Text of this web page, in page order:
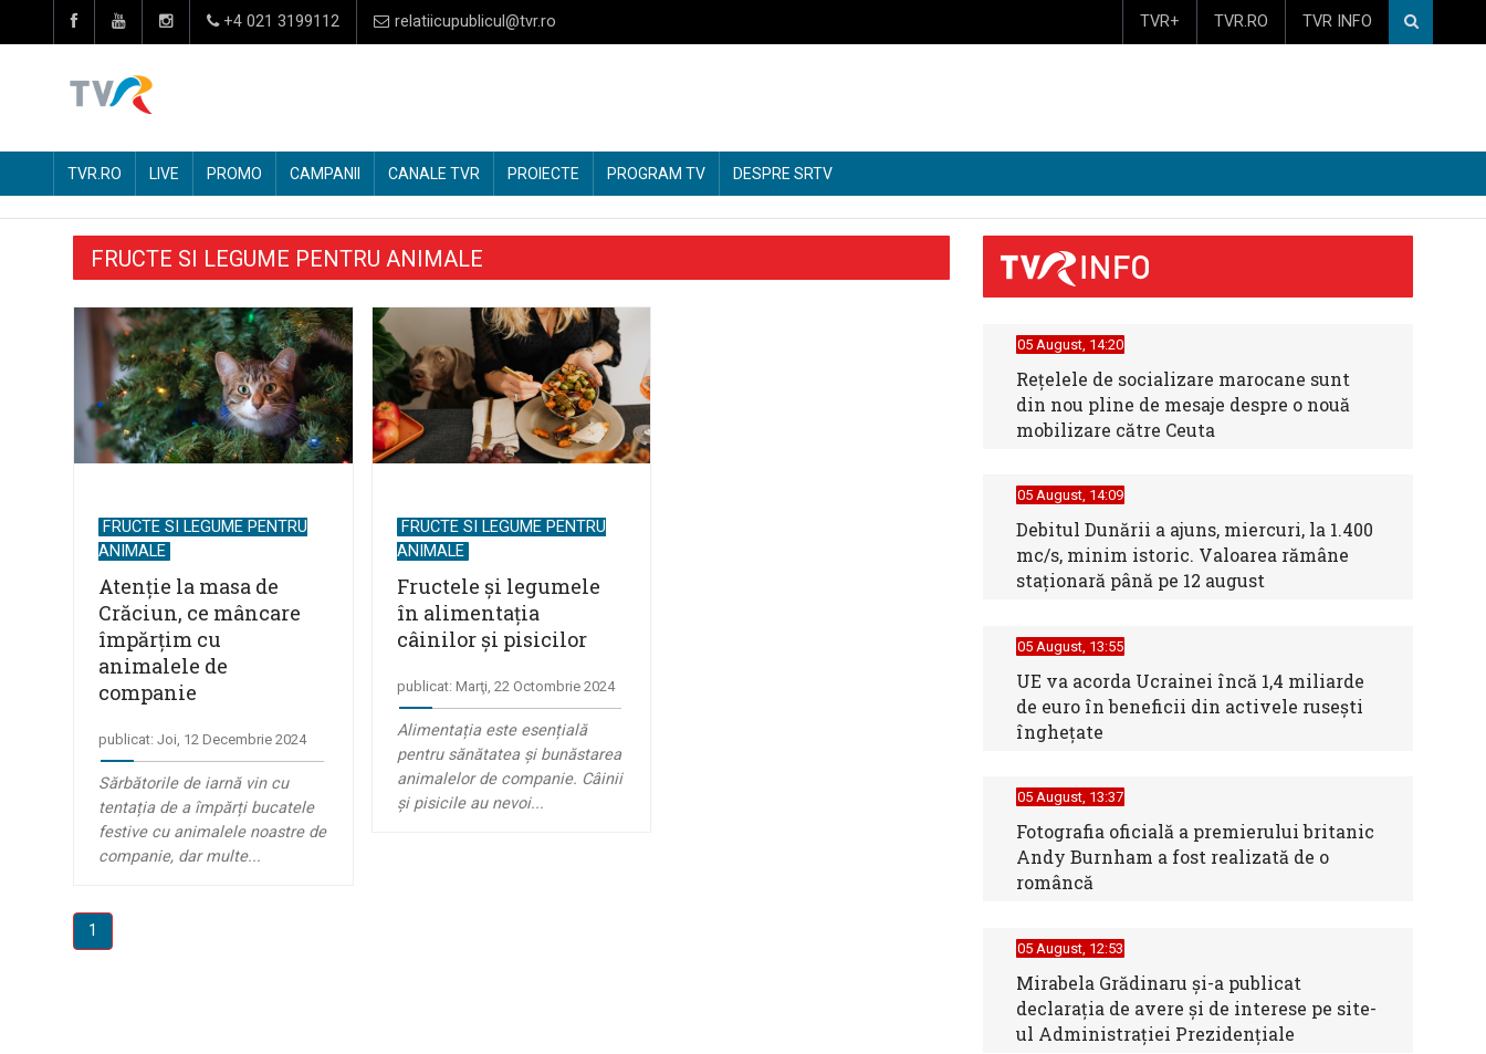
+4 021 3199112 relatiicupublicul@tvr.ro TVR+ TVR.RO TVR INFO
TVR.RO LIVE PROMO CAMPANII CANALE TVR PROIECTE PROGRAM TV DESPRE SRTV
FRUCTE SI LEGUME PENTRU ANIMALE
FRUCTE SI LEGUME PENTRU
ANIMALE
Atenţie la masa de
Crăciun, ce mâncare
împărţim cu
animalele de
companie
publicat: Joi, 12 Decembrie 2024
Sărbătorile de iarnă vin cu
tentația de a împărți bucatele
festive cu animalele noastre de
companie, dar multe...
FRUCTE SI LEGUME PENTRU
ANIMALE
Fructele şi legumele
în alimentația
câinilor și pisicilor
publicat: Marţi, 22 Octombrie 2024
Alimentația este esențială
pentru sănătatea şi bunăstarea
animalelor de companie. Câinii
şi pisicile au nevoi...
1
05 August, 14:20
Reţelele de socializare marocane sunt
din nou pline de mesaje despre o nouă
mobilizare către Ceuta
05 August, 14:09
Debitul Dunării a ajuns, miercuri, la 1.400
mc/s, minim istoric. Valoarea rămâne
staţionară până pe 12 august
05 August, 13:55
UE va acorda Ucrainei încă 1,4 miliarde
de euro în beneficii din activele ruseşti
îngheţate
05 August, 13:37
Fotografia oficială a premierului britanic
Andy Burnham a fost realizată de o
româncă
05 August, 12:53
Mirabela Grădinaru și-a publicat
declarația de avere și de interese pe site-
ul Administrației Prezidențiale